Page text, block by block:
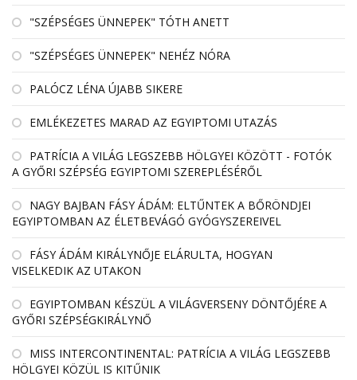
"SZÉPSÉGES ÜNNEPEK" TÓTH ANETT
"SZÉPSÉGES ÜNNEPEK" NEHÉZ NÓRA
PALÓCZ LÉNA ÚJABB SIKERE
EMLÉKEZETES MARAD AZ EGYIPTOMI UTAZÁS
PATRÍCIA A VILÁG LEGSZEBB HÖLGYEI KÖZÖTT - FOTÓK
A GYŐRI SZÉPSÉG EGYIPTOMI SZEREPLÉSÉRŐL
NAGY BAJBAN FÁSY ÁDÁM: ELTŰNTEK A BŐRÖNDJEI
EGYIPTOMBAN AZ ÉLETBEVÁGÓ GYÓGYSZEREIVEL
FÁSY ÁDÁM KIRÁLYNŐJE ELÁRULTA, HOGYAN
VISELKEDIK AZ UTAKON
EGYIPTOMBAN KÉSZÜL A VILÁGVERSENY DÖNTŐJÉRE A
GYŐRI SZÉPSÉGKIRÁLYNŐ
MISS INTERCONTINENTAL: PATRÍCIA A VILÁG LEGSZEBB
HÖLGYEI KÖZÜL IS KITŰNIK